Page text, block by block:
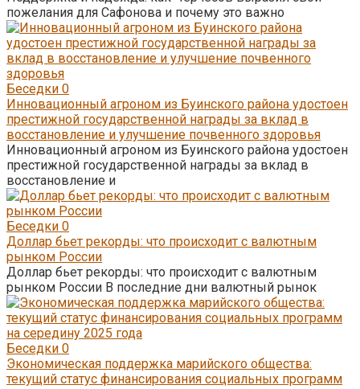
пожелания для Сафонова и почему это важно
Беседки 0
Инновационный агроном из Буинского района удостоен
престижной государственной награды за вклад в
восстановление и улучшение почвенного здоровья
Инновационный агроном из Буинского района удостоен
престижной государственной награды за вклад в
восстановление и
Беседки 0
Доллар бьет рекорды: что происходит с валютным
рынком России
Доллар бьет рекорды: что происходит с валютным
рынком России В последние дни валютный рынок
Беседки 0
Экономическая поддержка марийского общества:
текущий статус финансирования социальных программ